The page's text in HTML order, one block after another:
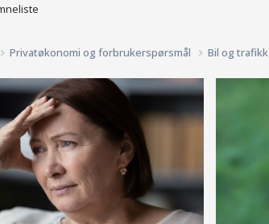
Privatøkonomi og forbrukerspørsmål Bil og trafikk